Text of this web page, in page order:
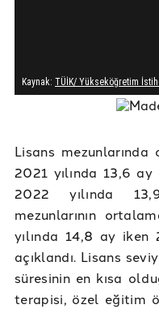
Lisans
2021 yılında 13,6
2022 yılında
mezunlarının
yılında 14,8 ay iken
açıklandı. Lisans
süresinin en kısa
terapisi, özel eğitim